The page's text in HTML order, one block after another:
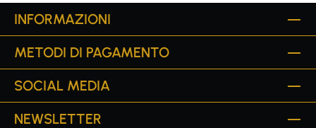
INFORMAZIONI
METODI DI PAGAMENTO
SOCIAL MEDIA
NEWSLETTER